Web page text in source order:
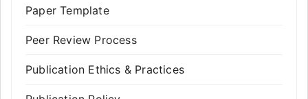
Paper Template
Peer Review Process
Publication Ethics & Practices